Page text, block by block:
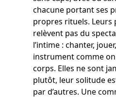
chacune portant ses
propres rituels. Leurs
relèvent pas du
l’intime : chanter,
instrument comme
corps. Elles ne sont
plutôt, leur solitude
par d’autres. Une